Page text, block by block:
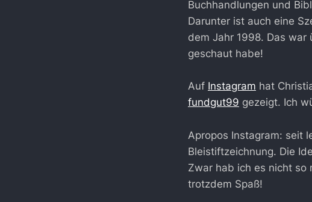
Buchhandlungen und
Darunter ist auch eine
dem Jahr 1998. Das
geschaut habe!
Auf Instagram hat
fundgut99 gezeigt. Ich
Apropos Instagram: seit
Bleistiftzeichnung. Die
Zwar hab ich es nicht so
trotzdem Spaß!